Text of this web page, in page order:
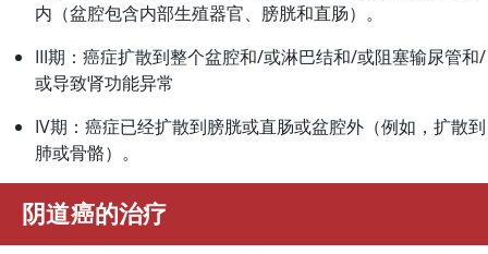
内（盆腔包含内部生殖器官、膀胱和直肠）。
III期：癌症扩散到整个盆腔和/或淋巴结和/或阻塞输尿管和/
或导致肾功能异常
IV期：癌症已经扩散到膀胱或直肠或盆腔外（例如，扩散到
肺或骨骼）。
阴道癌的治疗